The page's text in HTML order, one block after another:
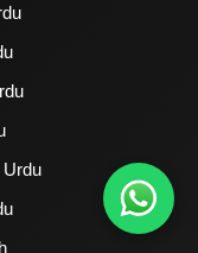
Urdu